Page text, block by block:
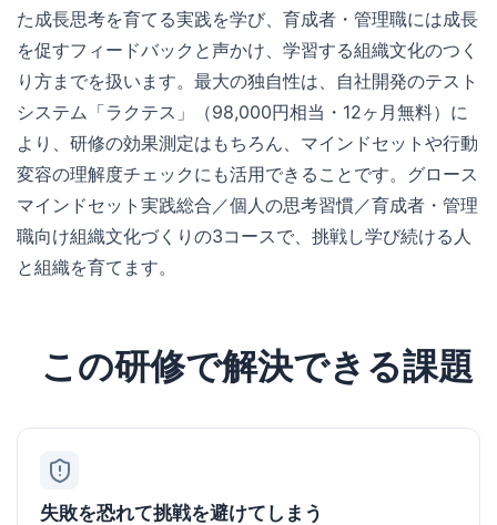
た成長思考を育てる実践を学び、育成者・管理職には成長
を促すフィードバックと声かけ、学習する組織文化のつく
り方までを扱います。最大の独自性は、自社開発のテスト
システム「ラクテス」（98,000円相当・12ヶ月無料）に
より、研修の効果測定はもちろん、マインドセットや行動
変容の理解度チェックにも活用できることです。グロース
マインドセット実践総合／個人の思考習慣／育成者・管理
職向け組織文化づくりの3コースで、挑戦し学び続ける人
と組織を育てます。
この研修で解決できる課題
失敗を恐れて挑戦を避けてしまう